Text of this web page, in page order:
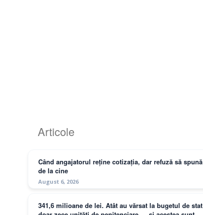
Articole
Când angajatorul reține cotizația, dar refuză să spună
de la cine
August 6, 2026
341,6 milioane de lei. Atât au vărsat la bugetul de stat